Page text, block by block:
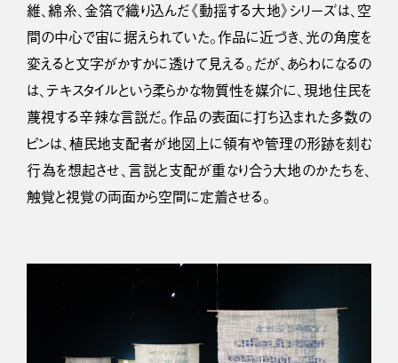
維、綿糸、金箔で織り込んだ《動揺する大地》シリーズは、空
間の中心で宙に据えられていた。作品に近づき、光の角度を
変えると文字がかすかに透けて見える。だが、あらわになるの
は、テキスタイルという柔らかな物質性を媒介に、現地住民を
蔑視する辛辣な言説だ。作品の表面に打ち込まれた多数の
ピンは、植民地支配者が地図上に領有や管理の形跡を刻む
行為を想起させ、言説と支配が重なり合う大地のかたちを、
触覚と視覚の両面から空間に定着させる。